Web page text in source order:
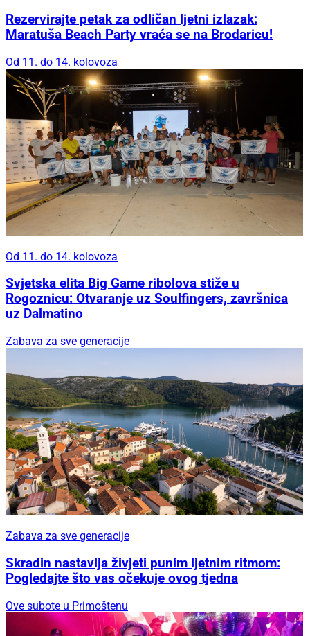
Rezervirajte petak za odličan ljetni izlazak:
Maratuša Beach Party vraća se na Brodaricu!
Od 11. do 14. kolovoza
Od 11. do 14. kolovoza
Svjetska elita Big Game ribolova stiže u
Rogoznicu: Otvaranje uz Soulfingers, završnica
uz Dalmatino
Zabava za sve generacije
Zabava za sve generacije
Skradin nastavlja živjeti punim ljetnim ritmom:
Pogledajte što vas očekuje ovog tjedna
Ove subote u Primoštenu